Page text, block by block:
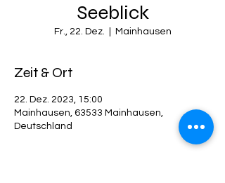
Seeblick
Fr., 22. Dez. Mainhausen
Zeit & Ort
22. Dez. 2023, 15:00
Mainhausen, 63533 Mainhausen,
Deutschland